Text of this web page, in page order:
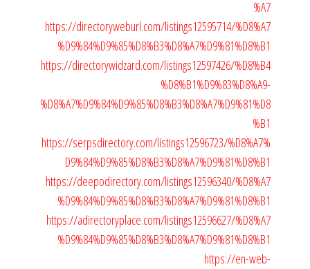
%A7
https://directoryweburl.com/listings12595714/%D8%A7
%D9%84%D9%85%D8%B3%D8%A7%D9%81%D8%B1
https://directorywidzard.com/listings12597426/%D8%B4
%D8%B1%D9%83%D8%A9-
%D8%A7%D9%84%D9%85%D8%B3%D8%A7%D9%81%D8
%B1
https://serpsdirectory.com/listings12596723/%D8%A7%
D9%84%D9%85%D8%B3%D8%A7%D9%81%D8%B1
https://deepodirectory.com/listings12596340/%D8%A7
%D9%84%D9%85%D8%B3%D8%A7%D9%81%D8%B1
https://adirectoryplace.com/listings12596627/%D8%A7
%D9%84%D9%85%D8%B3%D8%A7%D9%81%D8%B1
https://en-web-